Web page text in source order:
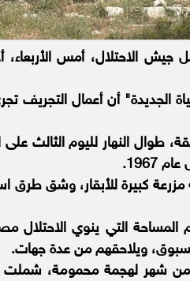
جيش الاحتلال، أمس الأربعاء،
الجديدة" أن أعمال
طوال النهار لليوم الثالث
كبيرة للأبقار، وشق طرق
التي ينوي الاحتلال
ويلاحقهم من عدة جهات.
شهر لهجمة محمومة، شملت